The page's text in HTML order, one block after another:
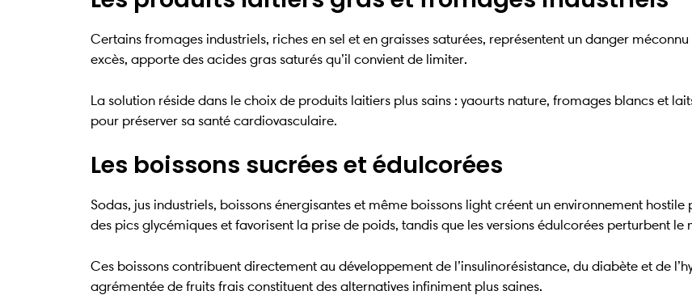
Certains fromages industriels, riches en sel et en graisses saturées, représentent un danger
excès, apporte des acides gras saturés qu’il convient de limiter.
La solution réside dans le choix de produits laitiers plus sains : yaourts nature, fromages blancs et
pour préserver sa santé cardiovasculaire.
Les boissons sucrées et édulcorées
Sodas, jus industriels, boissons énergisantes et même boissons light créent un environnement
des pics glycémiques et favorisent la prise de poids, tandis que les versions édulcorées perturbent
Ces boissons contribuent directement au développement de l’insulinorésistance, du diabète et de
agrémentée de fruits frais constituent des alternatives infiniment plus saines.